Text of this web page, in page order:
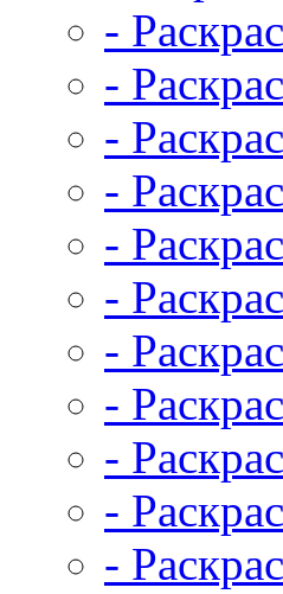
-
-
-
-
-
-
-
-
-
-
-